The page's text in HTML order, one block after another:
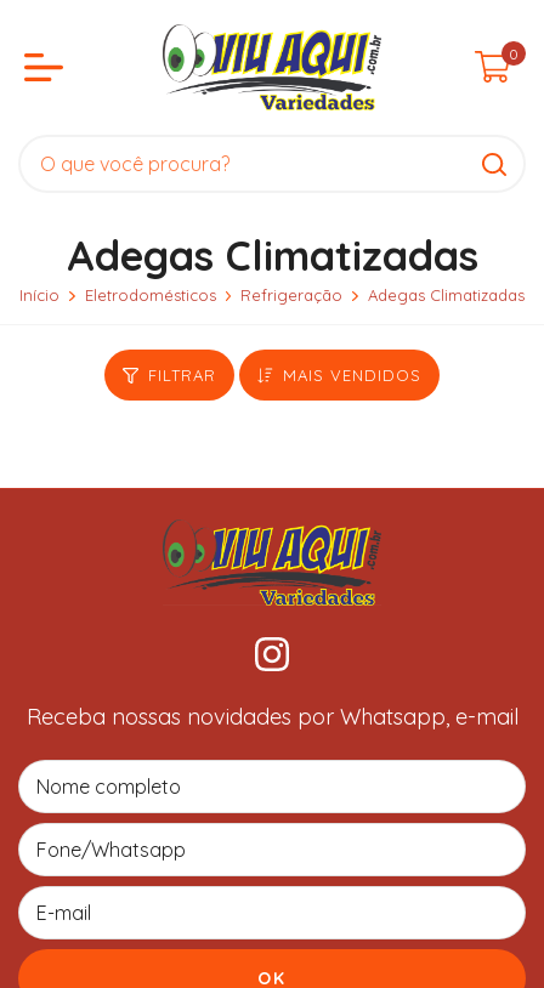
0
Adegas Climatizadas
Início Eletrodomésticos Refrigeração Adegas Climatizadas
FILTRAR MAIS VENDIDOS
Receba nossas novidades por Whatsapp, e-mail